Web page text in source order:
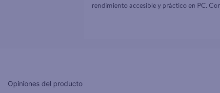
rendimiento accesible y práctico en PC.